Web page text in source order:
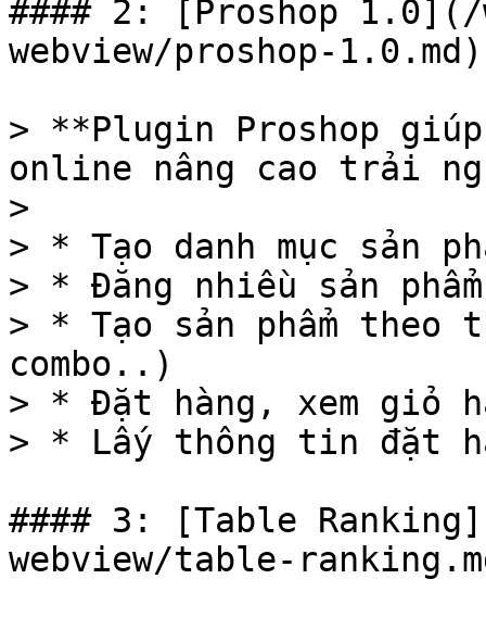
#### 2: [Proshop
webview/proshop-
> **Plugin Proshop
online nâng cao trải
>
> * Tạo danh mục sản
> * Đăng nhiều sản
> * Tạo sản phẩm
combo..)
> * Đặt hàng, xem giỏ
> * Lấy thông tin đặt
#### 3: [Table
webview/table-